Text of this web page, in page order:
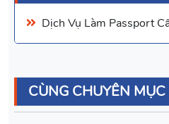
Dịch Vụ Làm Passport
CÙNG CHUYÊN MỤC